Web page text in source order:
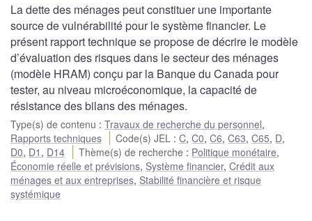
La dette des ménages peut constituer une importante
source de vulnérabilité pour le système financier. Le
présent rapport technique se propose de décrire le modèle
d’évaluation des risques dans le secteur des ménages
(modèle HRAM) conçu par la Banque du Canada pour
tester, au niveau microéconomique, la capacité de
résistance des bilans des ménages.
Type(s) de contenu : Travaux de recherche du personnel,
Rapports techniques
Code(s) JEL :C,C0,C6,C63,C65, D,
D0, D1 , D14 Thème(s) de recherche : Politique monétaire,
Économie réelle et prévisions, Système financier, Crédit aux
ménages et aux entreprises, Stabilité financière et risque
systémique